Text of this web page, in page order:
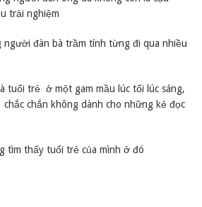
trải nghiệm
người đàn bà trầm tính từng đi qua nhiều
tuổi trẻ ở một gam mầu lúc tối lúc sáng,
chắn không dành cho những kẻ đọc
tìm thấy tuổi trẻ của mình ở đó